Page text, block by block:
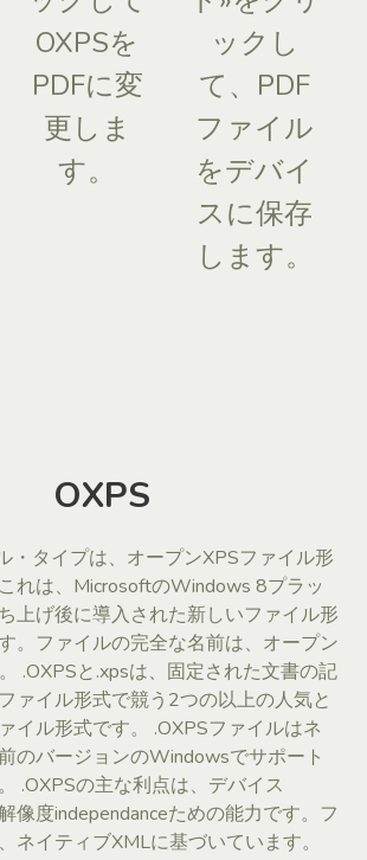
OXPSを
PDFに変
更しま
す。
ックし
て、PDF
ファイル
をデバイ
スに保存
します。
OXPS
・タイプは、オープンXPSファイル形
れは、MicrosoftのWindows 8プラッ
上げ後に導入された新しいファイル形
。ファイルの完全な名前は、オープン
.OXPSと.xpsは、固定された文書の記
ァイル形式で競う2つの以上の人気と
イル形式です。 .OXPSファイルはネ
のバージョンのWindowsでサポート
.OXPSの主な利点は、デバイス
像度independanceための能力です。フ
ネイティブXMLに基づいています。